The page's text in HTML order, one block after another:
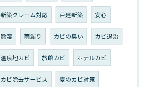
新築クレーム対応 戸建新築 安心
除湿 雨漏り カビの臭い カビ退治
温泉地カビ 旅館カビ ホテルカビ
カビ除去サービス 夏のカビ対策